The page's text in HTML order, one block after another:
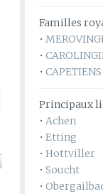
Familles
•
•
• CAPETIENS
Principaux
• Achen
• Etting
• Hottviller
• Soucht
•